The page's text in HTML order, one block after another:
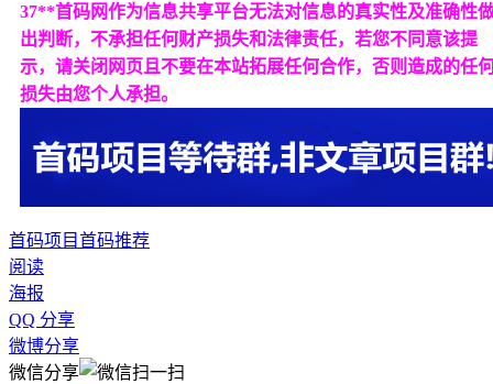
37**首码网作为信息共享平台无法对信息的真实性及准确性
出判断，不承担任何财产损失和法律责任，若您不同意该提
示，请关闭网页且不要在本站拓展任何合作，否则造成的任
损失由您个人承担。
首码项目首码推荐
阅读
海报
QQ 分享
微博分享
微信分享